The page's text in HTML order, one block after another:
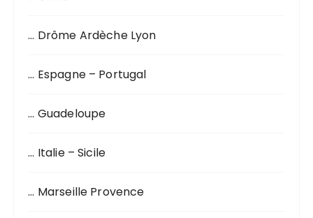
… Drôme Ardèche Lyon
… Espagne – Portugal
… Guadeloupe
… Italie – Sicile
… Marseille Provence